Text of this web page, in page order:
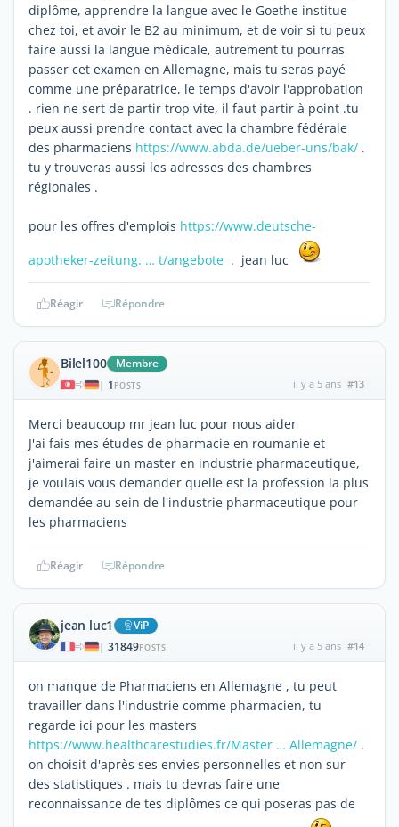
diplôme, apprendre la langue avec le Goethe institue
chez toi, et avoir le B2 au minimum, et de voir si tu peux
faire aussi la langue médicale, autrement tu pourras
passer cet examen en Allemagne, mais tu seras payé
comme une préparatrice, le temps d'avoir l'approbation
. rien ne sert de partir trop vite, il faut partir à point .tu
peux aussi prendre contact avec la chambre fédérale
des pharmaciens https://www.abda.de/ueber-uns/bak/ .
tu y trouveras aussi les adresses des chambres
régionales .
pour les offres d'emplois https://www.deutsche-
apotheker-zeitung. … t/angebote . jean luc
Réagir Répondre
Bilel100 Membre
| 1 POSTS il y a 5 ans #13
Merci beaucoup mr jean luc pour nous aider
J'ai fais mes études de pharmacie en roumanie et
j'aimerai faire un master en industrie pharmaceutique,
je voulais vous demander quelle est la profession la plus
demandée au sein de l'industrie pharmaceutique pour
les pharmaciens
Réagir Répondre
jean luc1 ViP
| 31849POSTS il y a 5 ans #14
on manque de Pharmaciens en Allemagne , tu peut
travailler dans l'industrie comme pharmacien, tu
regarde ici pour les masters
https://www.healthcarestudies.fr/Master … Allemagne/ .
on choisit d'après ses envies personnelles et non sur
des statistiques . mais tu devras faire une
reconnaissance de tes diplômes ce qui poseras pas de